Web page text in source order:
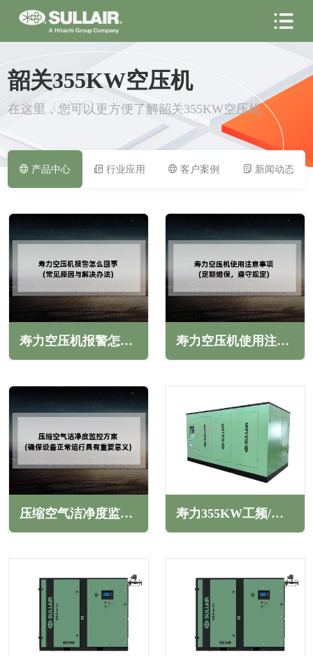
PRODUCT
AIRLONG
韶关355KW空压机
在这里，您可以更方便了解韶关355KW空压机
产品中心 行业应用 客户案例 新闻动态
寿力空压机报警怎么回事(常见原因与解决办法) 寿力空压机使用注意事项(定期维保，遵守规定)
压缩空气洁净度监控方案(确保设备正常运行具有重要意义) 寿力355KW工频/变频二级压缩螺杆空压机TS系列